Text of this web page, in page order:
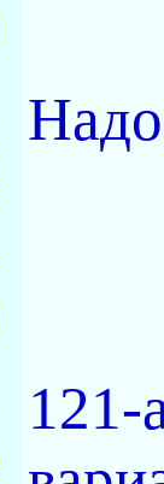
121-